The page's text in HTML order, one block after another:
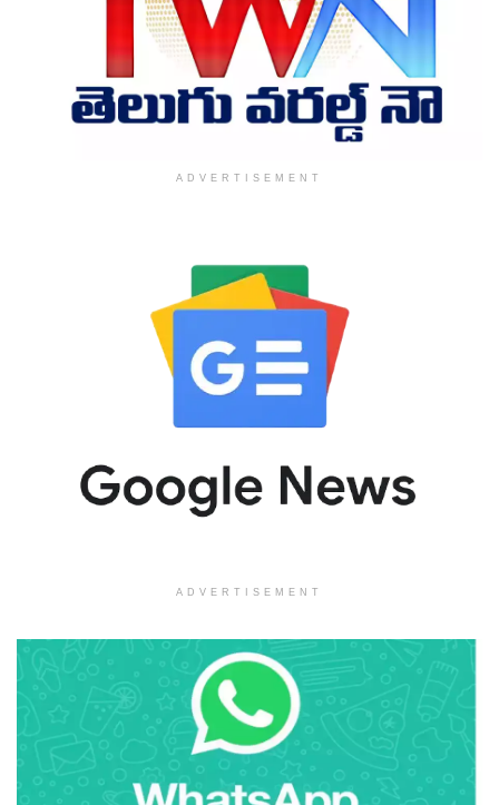
ADVERTISEMENT
ADVERTISEMENT